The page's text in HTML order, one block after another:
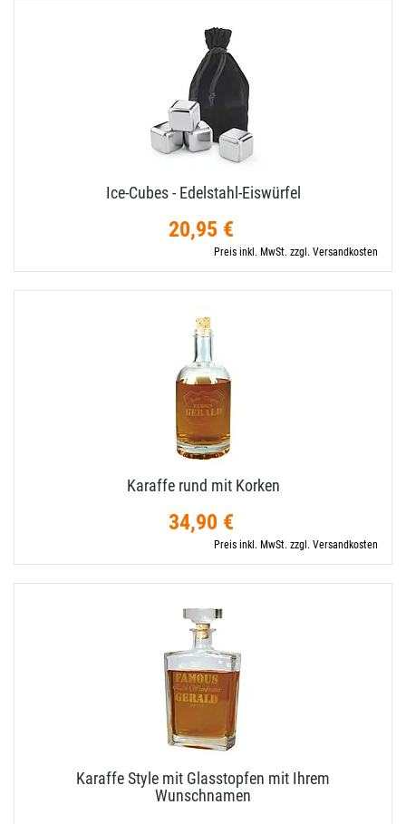
Ice-​Cubes - Edelstahl-​Eiswürfel
20,95 €
Preis inkl. MwSt. zzgl. Versandkosten
Karaffe rund mit Korken
34,90 €
Preis inkl. MwSt. zzgl. Versandkosten
Karaffe Style mit Glasstopfen mit Ihrem
Wunschnamen